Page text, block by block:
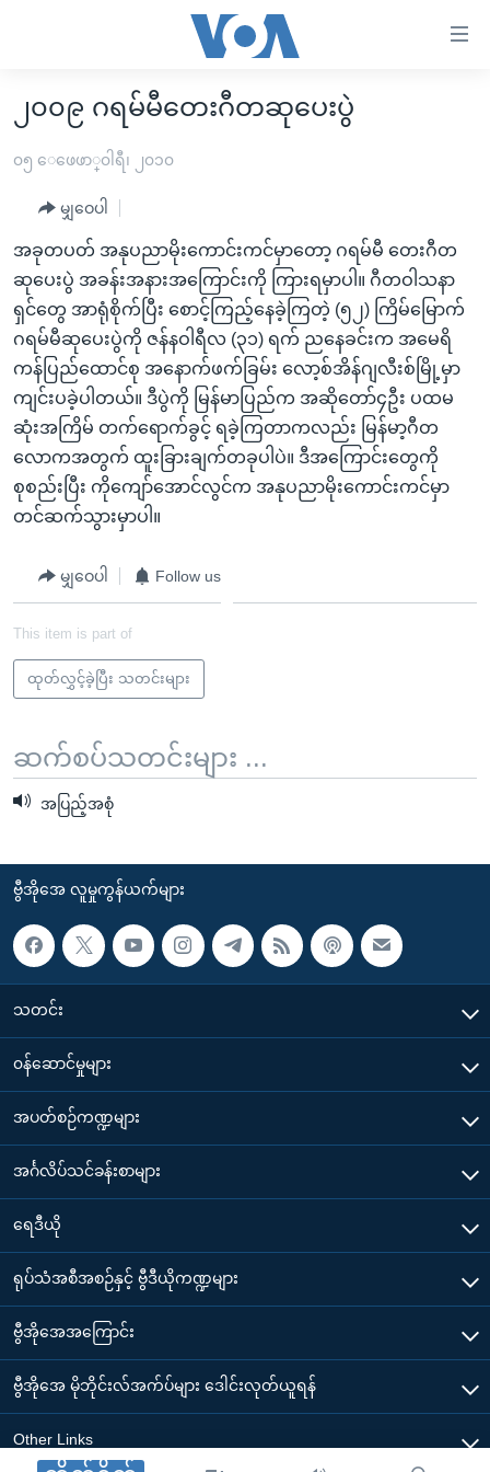
လွယ်ကူ
စေ
သည့်
Link
များ
ပင်မ
အကြောင်းအရာ
သို့
ကျော်
ကြည့်
ရန်
ပင်မ
အ
ညွန်း
ကြည့်
ရှာဖွေ
နေရာ
သို့
မူလစာမျက်နှာ
မြန်မာ
ကမ္ဘာ့သတင်းများ
အမေရိကန်
တရုတ်
အစ္စရေး-ပါလက်စတိုင်း
သတင်းလွတ်လပ်ခွင့်
ရပ်ဝန်းတခု လမ်းတခု အလွန်
အင်္ဂလိပ်စာလေ့လာမယ်
အမေရိကန်သုံးအီဒီယံ
မကြေးမုံရဲ့ အင်္ဂလိပ်စာ
ရုပ်ရှင်ထဲက အင်္ဂလိပ်စာ
သုတပဒေသာ အင်္ဂလိပ်စာ
အပတ်စဉ်ကဏ္ဍများ
ရေဒီယို
ရေဒီယိုနှင့်ရုပ်သံ အချက်အလက်များ
ရေဒီယို/တီဗွီအစီအစဉ်
Learning English
ဗွီအိုအေ လူမှုကွန်ယက်များ
ဘာသာစကားများ
၂၀၀၉ ဂရမ်မီတေးဂီတဆုပေးပွဲ
၀၅ ေဖေဖာ္၀ါရီ၊ ၂၀၁၀
မျှဝေပါ
အခုတပတ် အနုပညာမိုးကောင်းကင်မှာတော့ ဂရမ်မီ တေးဂီတ
ဆုပေးပွဲ အခန်းအနားအကြောင်းကို ကြားရမှာပါ။ ဂီတဝါသနာ
ရှင်တွေ အာရုံစိုက်ပြီး စောင့်ကြည့်နေခဲ့ကြတဲ့ (၅၂) ကြိမ်မြောက်
ဂရမ်မီဆုပေးပွဲကို ဇန်နဝါရီလ (၃၁) ရက် ညနေခင်းက အမေရိ
ကန်ပြည်ထောင်စု အနောက်ဖက်ခြမ်း လော့စ်အိန်ဂျလီးစ်မြို့မှာ
ကျင်းပခဲ့ပါတယ်။ ဒီပွဲကို မြန်မာပြည်က အဆိုတော်၄ဦး ပထမ
ဆုံးအကြိမ် တက်ရောက်ခွင့် ရခဲ့ကြတာကလည်း မြန်မာ့ဂီတ
လောကအတွက် ထူးခြားချက်တခုပါပဲ။ ဒီအကြောင်းတွေကို
စုစည်းပြီး ကိုကျော်အောင်လွင်က အနုပညာမိုးကောင်းကင်မှာ
တင်ဆက်သွားမှာပါ။
မျှဝေပါ Follow us
This item is part of
ထုတ်လွှင့်ခဲ့ပြီး သတင်းများ
ဆက်စပ်သတင်းများ ...
အပြည့်အစုံ
ဗွီအိုအေ လူမှုကွန်ယက်များ
သတင်း
၀န်ဆောင်မှုများ
အပတ်စဉ်ကဏ္ဍများ
အင်္ဂလိပ်သင်ခန်းစာများ
ရေဒီယို
ရုပ်သံအစီအစဉ်နှင့် ဗွီဒီယိုကဏ္ဍများ
ဗွီအိုအေအကြောင်း
ဗွီအိုအေ မိုဘိုင်းလ်အက်ပ်များ ဒေါင်းလုတ်ယူရန်
Other Links